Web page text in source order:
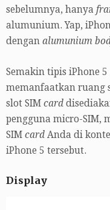
sebelumnya, hanya
alumunium. Yap,
dengan alumunium
Semakin tipis iPhone
memanfaatkan ruang
slot SIM card
pengguna micro-SIM,
SIM card Anda di
iPhone 5 tersebut.
Display